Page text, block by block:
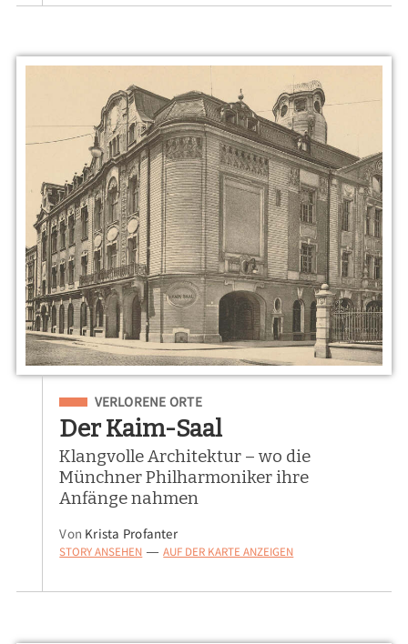
Eingeordnet unter
VERLORENE ORTE
Der Kaim-Saal
Klangvolle Architektur – wo die
Münchner Philharmoniker ihre
Anfänge nahmen
Von Krista Profanter
STORY ANSEHEN — AUF DER KARTE ANZEIGEN